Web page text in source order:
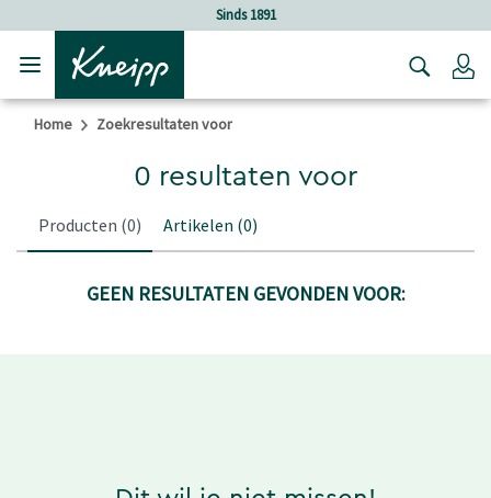
Verder gaan naar hoofdinhoud.Sinds 1891
Home Zoekresultaten voor
0 resultaten voor
Producten (0) Artikelen (0)
GEEN RESULTATEN GEVONDEN VOOR: